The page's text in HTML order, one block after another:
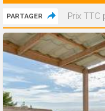
PARTAGER Prix TTC